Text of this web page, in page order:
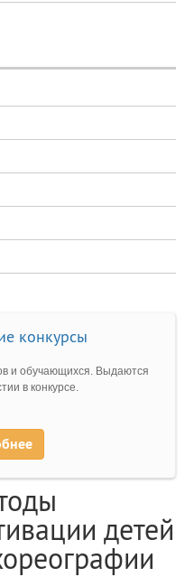
конкурсы
и обучающихся. Выдаются
в конкурсе.
детей